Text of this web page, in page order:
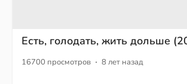
Есть, голодать, жить дольше
16700 просмотров · 8 лет назад